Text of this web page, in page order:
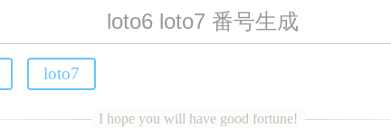
loto6 loto7 番号生成
loto7